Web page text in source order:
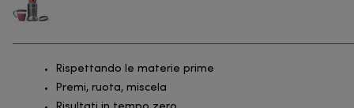
Rispettando le materie prime
Premi, ruota, miscela